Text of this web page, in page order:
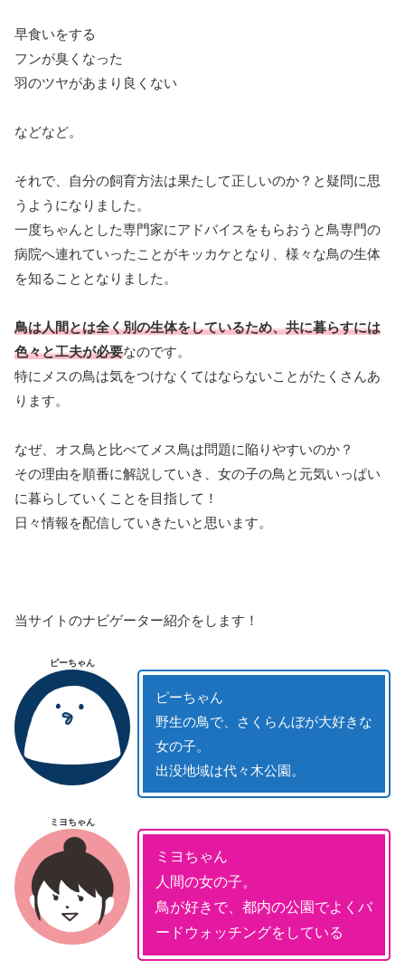
早食いをする
フンが臭くなった
羽のツヤがあまり良くない
などなど。
それで、自分の飼育方法は果たして正しいのか？と疑問に思
うようになりました。
一度ちゃんとした専門家にアドバイスをもらおうと鳥専門の
病院へ連れていったことがキッカケとなり、様々な鳥の生体
を知ることとなりました。
鳥は人間とは全く別の生体をしているため、共に暮らすには
色々と工夫が必要なのです。
特にメスの鳥は気をつけなくてはならないことがたくさんあ
ります。
なぜ、オス鳥と比べてメス鳥は問題に陥りやすいのか？
その理由を順番に解説していき、女の子の鳥と元気いっぱい
に暮らしていくことを目指して！
日々情報を配信していきたいと思います。
当サイトのナビゲーター紹介をします！
ピーちゃん
ピーちゃん
野生の鳥で、さくらんぼが大好きな
女の子。
出没地域は代々木公園。
ミヨちゃん
ミヨちゃん
人間の女の子。
鳥が好きで、都内の公園でよくバ
ードウォッチングをしている